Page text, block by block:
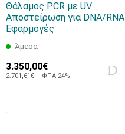
Θάλαμος PCR με UV
Αποστείρωση για DNA/RNA
Εφαρμογές
Άμεσα
3.350,00€
2.701,61€ + ΦΠΑ 24%